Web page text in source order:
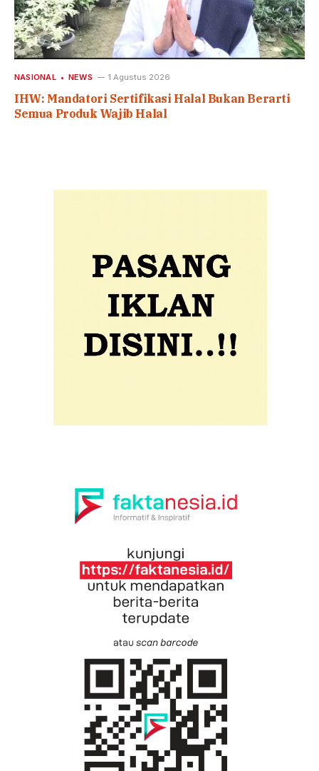
NASIONAL NEWS 1 Agustus 2026
IHW: Mandatori Sertifikasi Halal Bukan Berarti
Semua Produk Wajib Halal